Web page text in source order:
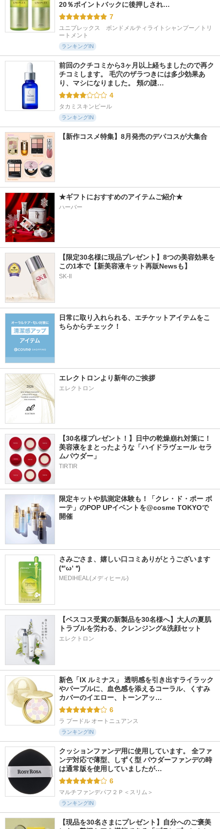
20％ポイントバックに後押しされ…
7
ユニプレックス　ボンドメルティライトシャンプー／トリ
ートメント
ランキングIN
前回のクチコミから3ヶ月以上経ちましたので再ク
チコミします。 毛穴のザラつきには多少効果あ
り、マシになりました。 頬の謎…
4
タカミスキンピール
ランキングIN
【新作コスメ特集】8月発売のデパコスが大集合
★ギフトにおすすめのアイテムご紹介★
ハーバー
【限定30名様に現品プレゼント】8つの美容効果を
この1本で【新美容液キット再販Newsも】
SK-II
日常に取り入れられる、エチケットアイテムをこ
ちらからチェック！
エレクトロンより新年のご挨拶
エレクトロン
【30名様プレゼント！】日中の乾燥崩れ対策に！
美容液をまとったような「ハイドラヴェール セラ
ムパウダー」
TIRTIR
限定キットや肌測定体験も！「クレ・ド・ポー ボ
ーテ」のPOP UPイベントを@cosme TOKYOで
開催
さみごさま、嬉しい口コミありがとうございます
(*‘ω‘ *)
MEDIHEAL(メディヒール)
【ベスコス受賞の新製品を30名様へ】大人の夏肌
トラブルを労わる、クレンジング&洗顔セット
エレクトロン
新色「IX ルミナス」 透明感を引き出すライラック
やパープルに、血色感を添えるコーラル、くすみ
カバーのイエロー、トーンアッ…
6
ラ プードル オートニュアンス
ランキングIN
クッションファンデ用に使用しています。 全ファ
ンデ対応で薄型、しずく型 パウダーファンデの時
は通常版を使用していましたが…
6
マルチファンデパフ２Ｐ＜スリム＞
ランキングIN
【現品を30名さまにプレゼント】自分へのご褒美